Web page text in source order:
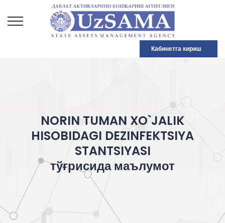
Кабинетга кириш
NORIN TUMAN XO`JALIK
HISOBIDAGI DEZINFEKTSIYA
STANTSIYASI
тўғрисида маълумот